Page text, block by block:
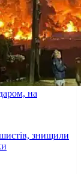
на
знищили